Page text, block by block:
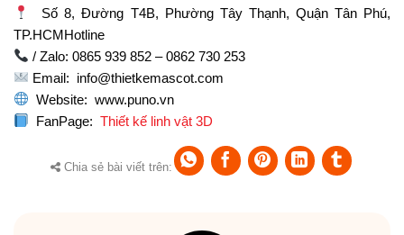
Số 8, Đường T4B, Phường Tây Thạnh, Quận Tân Phú,
TP.HCMHotline
/ Zalo: 0865 939 852 – 0862 730 253
Email: info@thietkemascot.com
Website:www.puno.vn
FanPage:Thiết kế linh vật 3D
Chia sẻ bài viết trên: